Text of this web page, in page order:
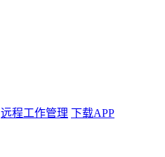
远程工作管理 下载APP